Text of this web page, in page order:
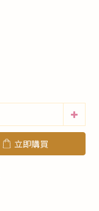
立即購買